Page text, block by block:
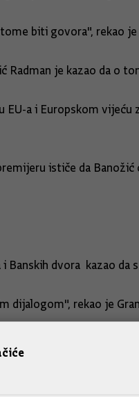
biti govora", rekao je
Radman je kazao da o
EU-a i Europskom
ističe da Banožić
dvora kazao da
rekao je